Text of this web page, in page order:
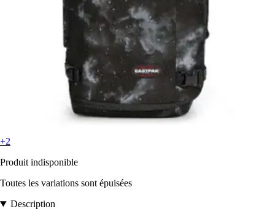
+2
Produit indisponible
Toutes les variations sont épuisées
Description